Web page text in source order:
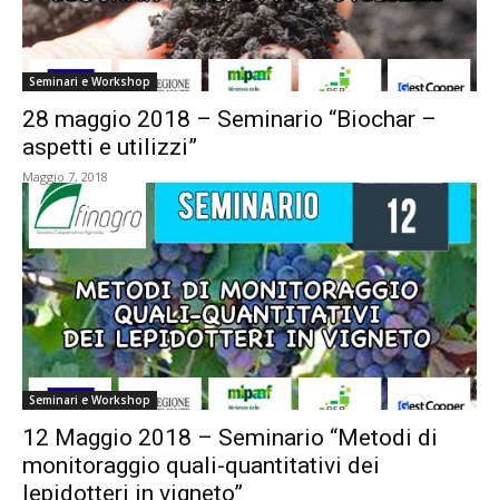
Seminari e Workshop
28 maggio 2018 – Seminario “Biochar –
aspetti e utilizzi”
Maggio 7, 2018
Seminari e Workshop
12 Maggio 2018 – Seminario “Metodi di
monitoraggio quali-quantitativi dei
lepidotteri in vigneto”